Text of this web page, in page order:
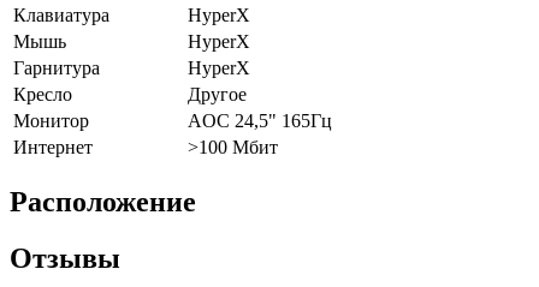
Клавиатура
HyperX
Мышь
HyperX
Гарнитура
HyperX
Кресло
Другое
Монитор
AOC 24,5" 165Гц
Интернет
>100 Мбит
Расположение
Отзывы